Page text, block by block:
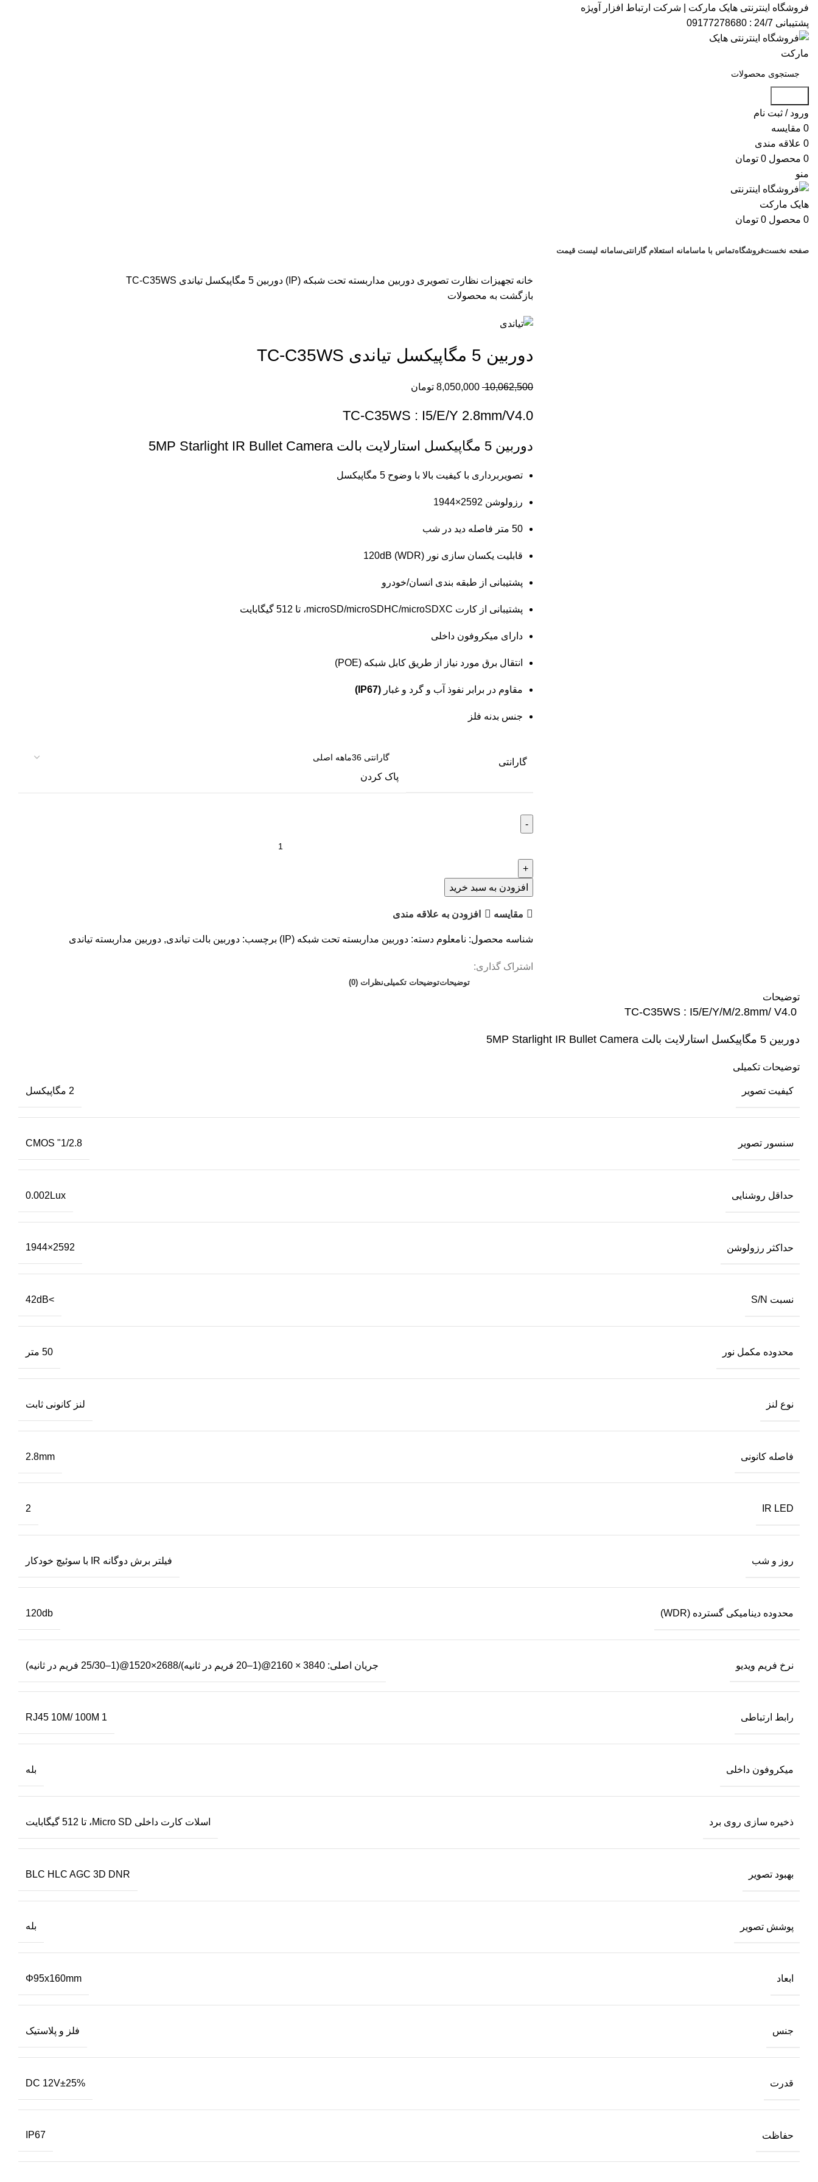
فروشگاه اینترنتی هایک مارکت | شرکت ارتباط افزار آویژه​
پشتیبانی 24/7 : 09177278680
ورود / ثبت نام
0 مقایسه
0 علاقه مندی
0 محصول 0 تومان
منو
0 محصول 0 تومان
صفحه نخستفروشگاهتماس با ماسامانه استعلام گارانتیسامانه لیست قیمت
خانه تجهیزات نظارت تصویری دوربین مداربسته تحت شبکه (IP)
دوربین 5 مگاپیکسل تیاندی TC-C35WS
بازگشت به محصولات
دوربین 5 مگاپیکسل تیاندی TC-C35WS
10,062,500
8,050,000 تومان
TC-C35WS : I5/E/Y 2.8mm/V4.0
دوربین 5 مگاپیکسل استارلایت بالت 5MP Starlight IR Bullet Camera
تصویربرداری با کیفیت بالا با وضوح 5 مگاپیکسل
رزولوشن 2592×1944
50 متر فاصله دید در شب
قابلیت یکسان سازی نور (WDR) 120dB
پشتیبانی از طبقه بندی انسان/خودرو
پشتیبانی از کارت microSD/microSDHC/microSDXC، تا 512 گیگابایت
دارای میکروفون داخلی
انتقال برق مورد نیاز از طریق کابل شبکه (POE)
مقاوم در برابر نفوذ آب و گرد و غبار (IP67)
جنس بدنه فلز
گارانتی
پاک کردن
افزودن به سبد خرید
مقایسه افزودن به علاقه مندی
شناسه محصول: نامعلوم دسته: دوربین مداربسته تحت شبکه (IP) برچسب: دوربین بالت تیاندی, دوربین مداربسته تیاندی
اشتراک گذاری:
توضیحاتتوضیحات تکمیلینظرات (0)
توضیحات
دوربین 5 مگاپیکسل استارلایت بالت 5MP Starlight IR Bullet Camera
توضیحات تکمیلی
کیفیت تصویر 2 مگاپیکسل
سنسور تصویر 1/2.8" CMOS
حداقل روشنایی 0.002Lux
حداکثر رزولوشن 2592×1944
نسبت S/N >42dB
محدوده مکمل نور 50 متر
نوع لنز لنز کانونی ثابت
فاصله کانونی 2.8mm
IR LED
2
روز و شب فیلتر برش دوگانه IR با سوئیچ خودکار
محدوده دینامیکی گسترده (WDR) 120db
نرخ فریم ویدیو جریان اصلی: 3840 × 2160@(1–20 فریم در ثانیه)/2688×1520@(1–25/30 فریم در ثانیه)
رابط ارتباطی 1 RJ45 10M/ 100M
میکروفون داخلی بله
ذخیره سازی روی برد اسلات کارت داخلی Micro SD، تا 512 گیگابایت
بهبود تصویر BLC HLC AGC 3D DNR
پوشش تصویر بله
ابعاد Φ95x160mm
جنس فلز و پلاستیک
قدرت DC 12V±25%
حفاظت IP67